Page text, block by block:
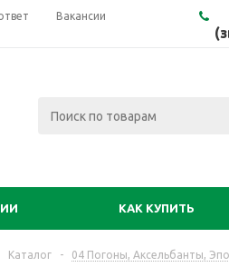
Вакансии
КАК КУПИТЬ
Каталог - 04 Погоны, Аксельбанты,